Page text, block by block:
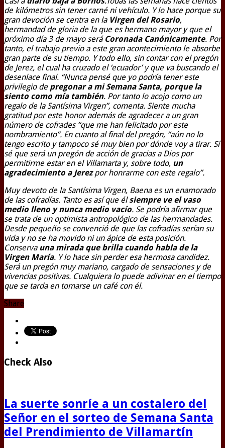
de kilómetros sin tener carné ni vehículo. Y lo hace porque su
gran devoción se centra en la Virgen del Rosario,
hermandad de gloria de la que es hermano mayor y que el
próximo día 3 de mayo será Coronada Canónicamente. Por
tanto, el trabajo previo a este gran acontecimiento le absorbe
gran parte de su tiempo. Y todo ello, sin contar con el pregón
de Jerez, el cual ha cruzado el ‘ecuador’ y que va buscando el
desenlace final. “Nunca pensé que yo podría tener este
privilegio de pregonar a mi Semana Santa, porque la
siento como mía también. Por tanto lo acojo como un
regalo de la Santísima Virgen”, comenta. Siente mucha
gratitud por este honor además de agradecer a un gran
número de cofrades “que me han felicitado por este
nombramiento”. En cuanto al final del pregón, “aún no lo
tengo escrito y tampoco sé muy bien por dónde voy a tirar. Sí
sé que será un pregón de acción de gracias a Dios por
permitirme estar en el Villamarta y, sobre todo, un
agradecimiento a Jerezpor honrarme con este regalo”.
Muy devoto de la Santísima Virgen, Baena es un enamorado
de las cofradías. Tanto es así que élsiempre ve el vaso
medio lleno y nunca medio vacío. Se podría afirmar que
se trata de un optimista antropológico de las hermandades.
Desde pequeño se convenció de que las cofradías serían su
vida y no se ha movido ni un ápice de esta posición.
Conserva una mirada que brilla cuando habla de la
Virgen María. Y lo hace sin perder esa hermosa candidez.
Será un pregón muy mariano, cargado de sensaciones y de
vivencias positivas. Cualquiera lo puede adivinar en el tiempo
que se tarda en tomarse un café con él.
Share
Check Also
La suerte sonríe a un costalero del
Señor en el sorteo de Semana Santa
del Prendimiento de Villamartín